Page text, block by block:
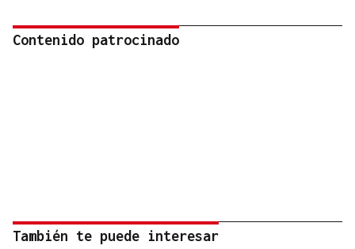
Contenido patrocinado
También te puede interesar